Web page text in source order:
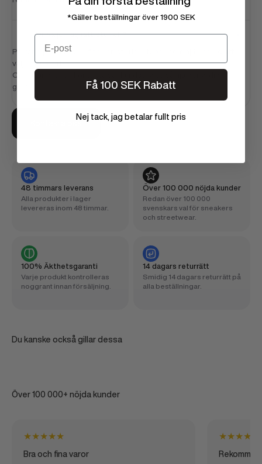
48 timmars leverans
Alla produkter i lager
levereras inom 48 timmar.
Över 100 000 nöjda kunder
Redan över 100 000
svenskars val för sneakers
och streetwear.
100% Äkthetsgaranti
Varje produkt kontrolleras
noggrant innan försäljning.
14 dagars returrätt
Smidig 14 dagars returrätt på
alla beställningar.
Hur väljer jag rätt storlek?
På varje produktsida finns en storlekstabell som hjälper dig att
välja rätt storlek.
Om du är osäker, kontakta vår kundservice så hjälper vi dig
gärna!
Du kanske också gillar dessa
Över 100 000+ nöjda kunder
★★★★★
Bra och fina varor
★★★★
*Gäller beställningar över 1900 SEK
Email
Få 100 SEK Rabatt
Nej tack, jag betalar fullt pris